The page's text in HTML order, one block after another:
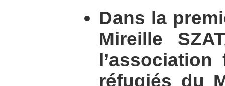
Dans la
Mireille
réfugiés du